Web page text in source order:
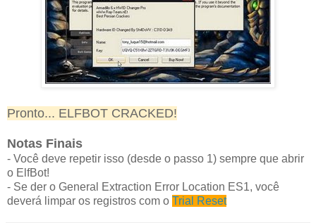
Pronto... ELFBOT CRACKED!
Notas Finais
- Você deve repetir isso (desde o passo 1) sempre que abrir
o ElfBot!
- Se der o General Extraction Error Location ES1, você
deverá limpar os registros com o Trial Reset